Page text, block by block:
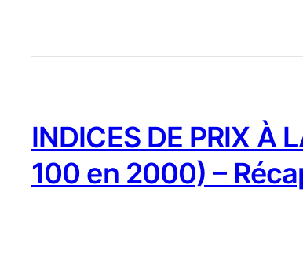
INDICES DE PRIX À
100 en 2000) –